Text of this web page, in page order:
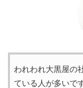
われわれ大黒屋の
ている人が多いで